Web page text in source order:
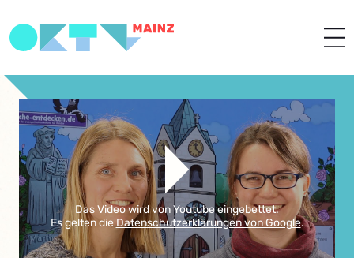
Das Video wird von Youtube eingebettet.
Es gelten dieDatenschutzerklärungen von Google.